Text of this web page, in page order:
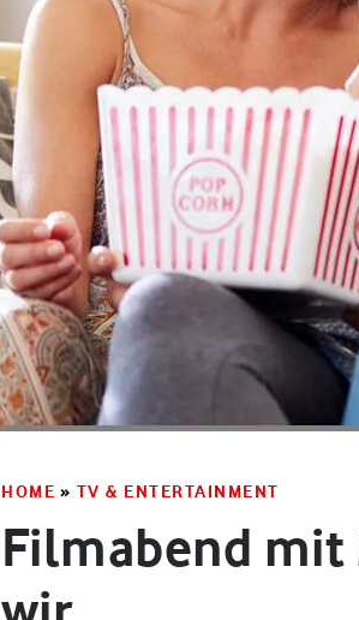
HOME » TV & ENTERTAINMENT
Filmabend mit